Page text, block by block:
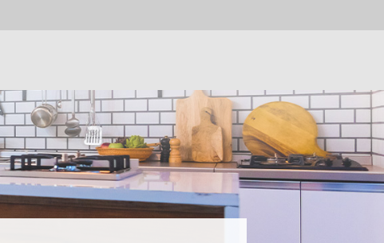
080-4238-3018
CONTACT